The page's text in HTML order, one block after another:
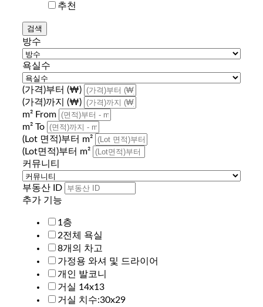
추천
방수
욕실수
(가격)부터 (₩)
(가격)까지 (₩)
m² From
m² To
(Lot 면적)부터 m²
(Lot면적)부터 m²
커뮤니티
부동산 ID
추가 기능
1층
2전체 욕실
8개의 차고
가정용 와셔 및 드라이어
개인 발코니
거실 14x13
거실 치수:30x29